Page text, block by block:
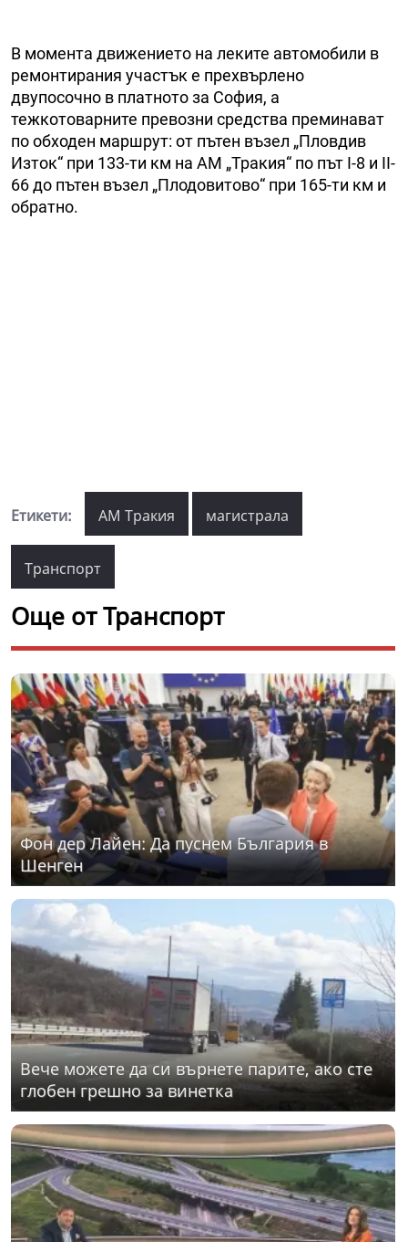
В момента движението на леките автомобили в
ремонтирания участък е прехвърлено
двупосочно в платното за София, а
тежкотоварните превозни средства преминават
по обходен маршрут: от пътен възел „Пловдив
Изток“ при 133-ти км на АМ „Тракия“ по път I-8 и II-
66 до пътен възел „Плодовитово“ при 165-ти км и
обратно.
Етикети: АМ Тракия магистрала
Транспорт
Още от Транспорт
Фон дер Лайен: Да пуснем България в
Шенген
Вече можете да си върнете парите, ако сте
глобен грешно за винетка